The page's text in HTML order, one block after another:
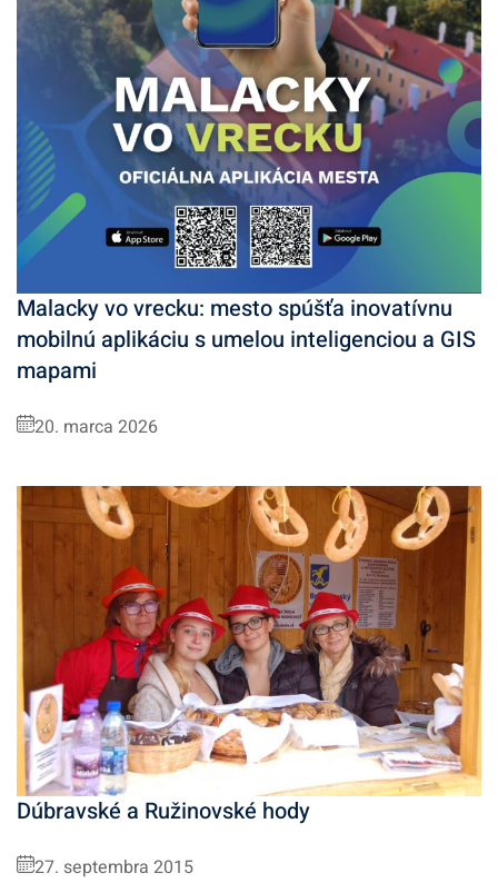
Malacky vo vrecku: mesto spúšťa inovatívnu
mobilnú aplikáciu s umelou inteligenciou a GIS
mapami
20. marca 2026
Dúbravské a Ružinovské hody
27. septembra 2015